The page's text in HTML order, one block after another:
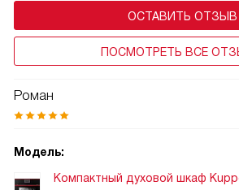
ОСТАВИТЬ ОТЗЫВ
ПОСМОТРЕТЬ ВСЕ
Роман
Модель:
Компактный духовой шкаф